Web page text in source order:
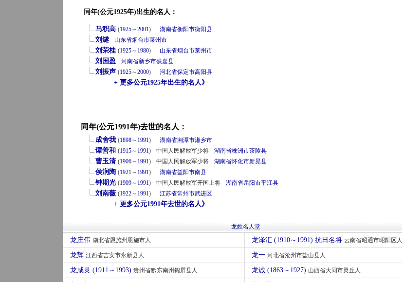
同年(公元1925年)出生的名人：
马积高 (1925～2001) 湖南省衡阳市衡阳县
刘燧 山东省烟台市莱州市
刘荣桂 (1925～ 1980) 山东省烟台市莱州市
刘国盈 河南省新乡市获嘉县
刘振声 (1925～2000) 河北省保定市高阳县
+ 更多公元1925年出生的名人》
同年(公元1991年)去世的名人：
成舍我 (1898～ 1991) 湖南省湘潭市湘乡市
谭善和 (1915～ 1991) 中国人民解放军少将 湖南省株洲市茶陵县
曹玉清 (1906～ 1991) 中国人民解放军少将 湖南省怀化市新晃县
侯润陶 (1921～ 1991) 湖南省益阳市南县
钟期光 (1909～ 1991) 中国人民解放军开国上将 湖南省岳阳市平江县
刘南薇 (1922～ 1991) 江苏省常州市武进区
+ 更多公元1991年去世的名人》
龙姓名人堂
龙庄伟 湖北省恩施州恩施市人 龙泽汇 (1910～1991) 抗日名将 云南省昭通市昭阳区人
龙辉 江西省吉安市永新县人 龙一 河北省沧州市盐山县人
龙咸灵 (1911～1993) 贵州省黔东南州锦屏县人 龙诚 (1863～1927) 山西省大同市灵丘人